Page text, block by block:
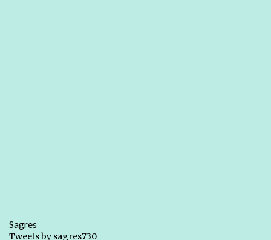
Sagres
Tweets by sagres730